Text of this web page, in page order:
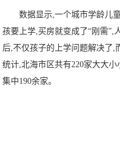
数据显示,一个城市学龄儿
孩要上学,买房就变成了“刚需”,
后,不仅孩子的上学问题解决了,
统计,北海市区共有220家大大
集中190余家。